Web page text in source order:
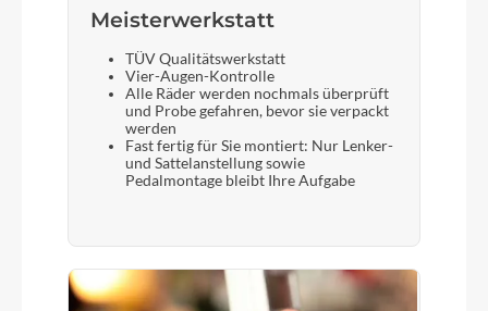
Meisterwerkstatt
TÜV Qualitätswerkstatt
Vier-Augen-Kontrolle
Alle Räder werden nochmals überprüft
und Probe gefahren, bevor sie verpackt
werden
Fast fertig für Sie montiert: Nur Lenker-
und Sattelanstellung sowie
Pedalmontage bleibt Ihre Aufgabe